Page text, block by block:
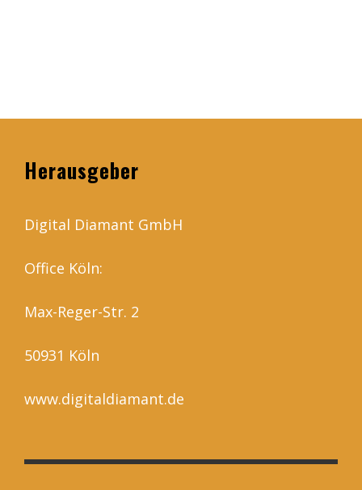
Herausgeber
Digital Diamant GmbH
Office Köln:
Max-Reger-Str. 2
50931 Köln
www.digitaldiamant.de